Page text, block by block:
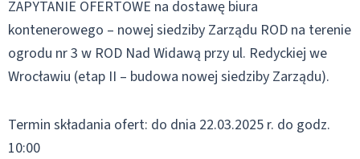
ZAPYTANIE OFERTOWE na dostawę biura
kontenerowego – nowej siedziby Zarządu ROD na terenie
ogrodu nr 3 w ROD Nad Widawą przy ul. Redyckiej we
Wrocławiu (etap II – budowa nowej siedziby Zarządu).
Termin składania ofert: do dnia 22.03.2025 r. do godz.
10:00